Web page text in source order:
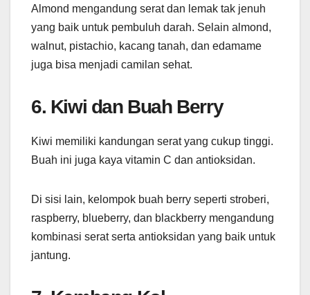
Almond mengandung serat dan lemak tak jenuh
yang baik untuk pembuluh darah. Selain almond,
walnut, pistachio, kacang tanah, dan edamame
juga bisa menjadi camilan sehat.
6. Kiwi dan Buah Berry
Kiwi memiliki kandungan serat yang cukup tinggi.
Buah ini juga kaya vitamin C dan antioksidan.
Di sisi lain, kelompok buah berry seperti stroberi,
raspberry, blueberry, dan blackberry mengandung
kombinasi serat serta antioksidan yang baik untuk
jantung.